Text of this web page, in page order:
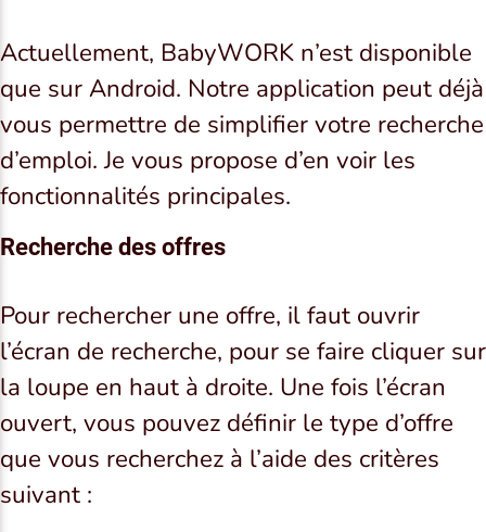
Actuellement, BabyWORK n’est disponible
que sur Android. Notre application peut déjà
vous permettre de simplifier votre recherche
d’emploi. Je vous propose d’en voir les
fonctionnalités principales.
Recherche des offres
Pour rechercher une offre, il faut ouvrir
l’écran de recherche, pour se faire cliquer sur
la loupe en haut à droite. Une fois l’écran
ouvert, vous pouvez définir le type d’offre
que vous recherchez à l’aide des critères
suivant :